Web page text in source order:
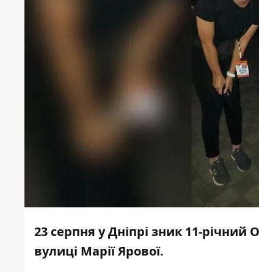
23 серпня у Дніпрі зник 11-річний
вулиці Марії Ярової.